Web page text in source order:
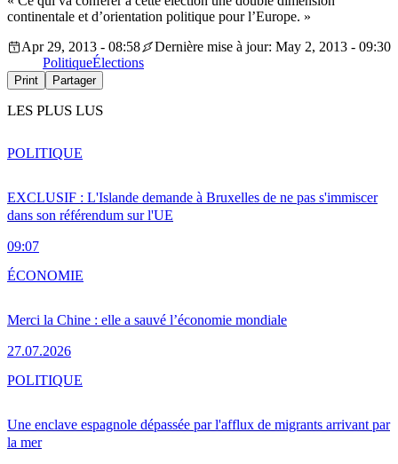
continentale et d’orientation politique pour l’Europe. »
Apr 29, 2013 - 08:58
Dernière mise à jour: May 2, 2013 - 09:30
PolitiqueÉlections
Print Partager
LES PLUS LUS
EXCLUSIF : L'Islande demande à Bruxelles de ne pas s'immiscer
dans son référendum sur l'UE
09:07
POLITIQUE
Merci la Chine : elle a sauvé l’économie mondiale
27.07.2026
ÉCONOMIE
Une enclave espagnole dépassée par l'afflux de migrants arrivant par
la mer
POLITIQUE